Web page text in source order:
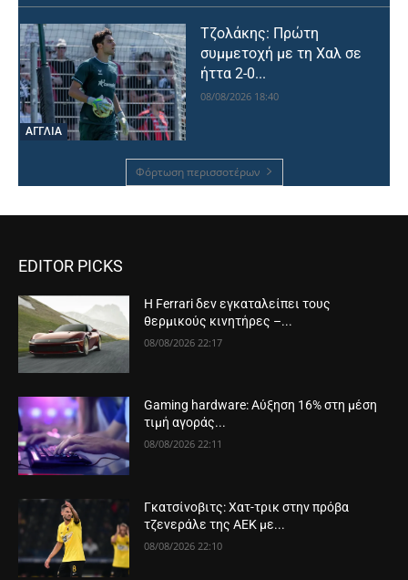
ΑΓΓΛΙΑ
Τζολάκης: Πρώτη
συμμετοχή με τη Χαλ σε
ήττα 2-0...
08/08/2026 18:40
Φόρτωση περισσοτέρων
EDITOR PICKS
Η Ferrari δεν εγκαταλείπει τους
θερμικούς κινητήρες –...
08/08/2026 22:17
Gaming hardware: Αύξηση 16% στη μέση
τιμή αγοράς...
08/08/2026 22:11
Γκατσίνοβιτς: Χατ-τρικ στην πρόβα
τζενεράλε της ΑΕΚ με...
08/08/2026 22:10